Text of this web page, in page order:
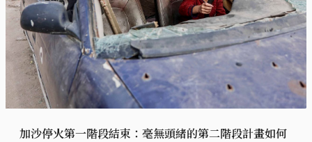
加沙停火第一階段結束：毫無頭緒的第二階段計畫如何